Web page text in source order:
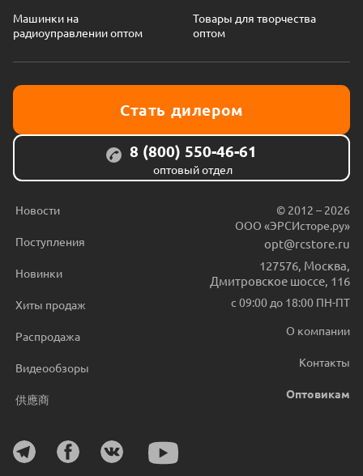
Машинки на
радиоуправлении оптом
Товары для творчества
оптом
Стать дилером
8 (800) 550-46-61
оптовый отдел
Новости
Поступления
Новинки
Хиты продаж
Распродажа
Видеообзоры
供應商
© 2012 – 2026
ООО «ЭРСИсторе.ру»
opt@rcstore.ru
127576, Москва,
Дмитровское шоссе, 116
с 09:00 до 18:00 ПН-ПТ
О компании
Контакты
Оптовикам